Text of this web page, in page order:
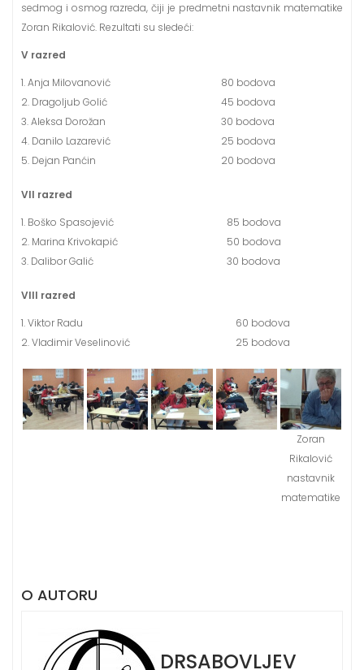
sedmog i osmog razreda, čiji je predmetni nastavnik matematike
Zoran Rikalović. Rezultati su sledeći:
V razred
1. Anja Milovanović
80 bodova
2. Dragoljub Golić
45 bodova
3. Aleksa Dorožan
30 bodova
4. Danilo Lazarević
25 bodova
5. Dejan Panćin
20 bodova
VII razred
1. Boško Spasojević
85 bodova
2. Marina Krivokapić
50 bodova
3. Dalibor Galić
30 bodova
VIII razred
1. Viktor Radu
60 bodova
2. Vladimir Veselinović
25 bodova
Zoran
Rikalović
nastavnik
matematike
O AUTORU
DRSABOVLJEV